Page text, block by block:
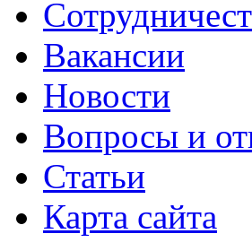
Вакансии
Новости
Вопросы и
Статьи
Карта сайта